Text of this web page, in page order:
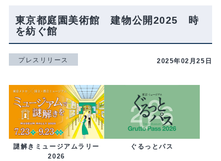
東京都庭園美術館 建物公開2025 時
を紡ぐ館
プレスリリース 2025年02月25日
謎解きミュージアムラリー
2026
ぐるっとパス